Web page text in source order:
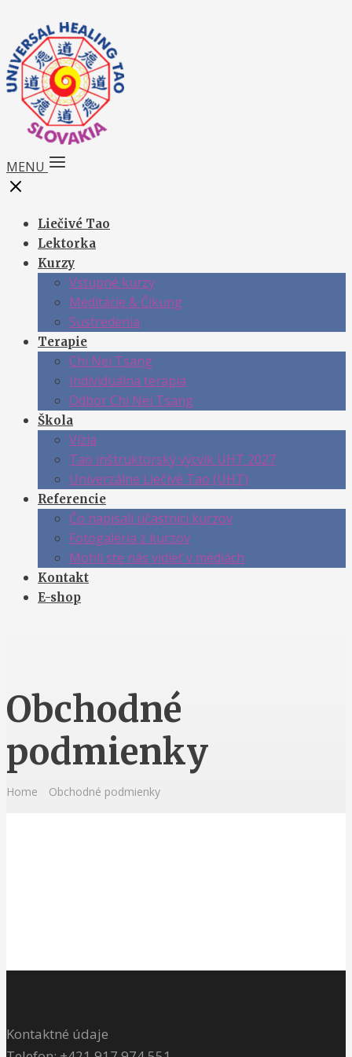
MENU
Liečivé Tao
Lektorka
Kurzy
Vstupné kurzy
Meditácie & Čikung
Sustredenia
Terapie
Chi Nei Tsang
Individuálna terapia
Odbor Chi Nei Tsang
Škola
Vízia
Tao inštruktorský výcvik UHT 2027
Univerzálne Liečivé Tao (UHT)
Referencie
Čo napísali účastníci kurzov
Fotogaléria z kurzov
Mohli ste nás vidieť v médiách
Kontakt
E-shop
Obchodné
podmienky
Home Obchodné podmienky
Kontaktné údaje